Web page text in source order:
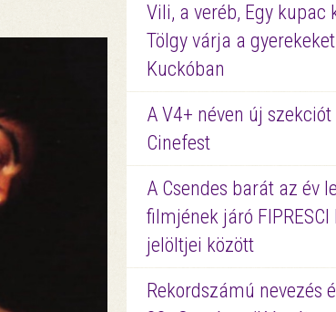
Vili, a veréb, Egy kupac
Tölgy várja a
Kuckóban
A V4+ néven új
Cinefest
A Csendes barát az év
filmjének járó
jelöltjei között
Rekordszámú nevezés